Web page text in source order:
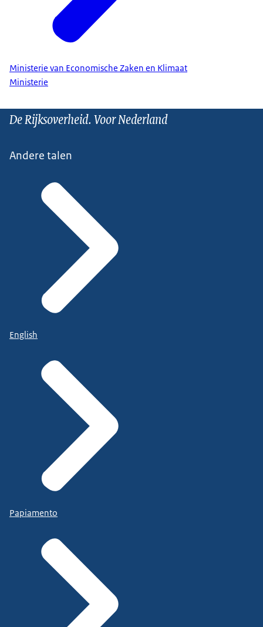
Ministerie van Economische Zaken en Klimaat
Ministerie
De Rijksoverheid. Voor Nederland
Andere talen
English
Papiamento